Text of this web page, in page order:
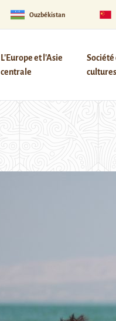
Ouzbékistan
L'Europe et l'Asie
centrale
Société
cultures